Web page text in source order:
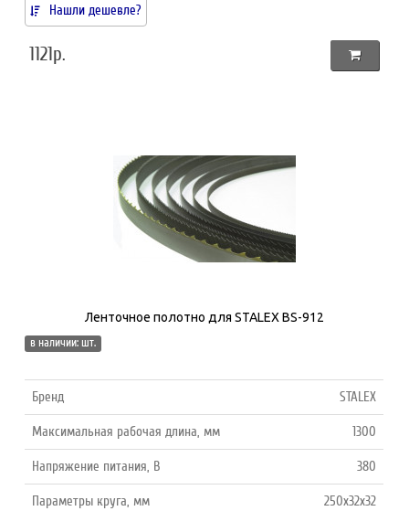
Нашли дешевле?
1121р.
Ленточное полотно для STALEX BS-912
в наличии: шт.
Бренд STALEX
Максимальная рабочая длина, мм 1300
Напряжение питания, В 380
Параметры круга, мм 250x32x32